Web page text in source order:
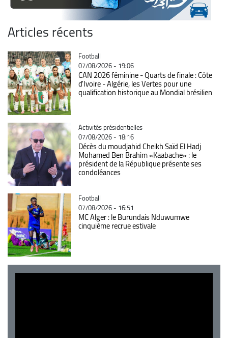
Articles récents
Catégorie
Football
07/08/2026 - 19:06
CAN 2026 féminine - Quarts de finale : Côte
d'Ivoire - Algérie, les Vertes pour une
qualification historique au Mondial brésilien
Catégorie
Activités présidentielles
07/08/2026 - 18:16
Décès du moudjahid Cheikh Saïd El Hadj
Mohamed Ben Brahim «Kaabache» : le
président de la République présente ses
condoléances
Catégorie
Football
07/08/2026 - 16:51
MC Alger : le Burundais Nduwumwe
cinquième recrue estivale